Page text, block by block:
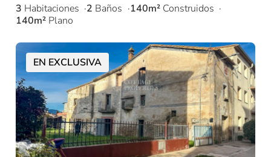
3 Habitaciones 2 Baños 140m² Construidos
140m² Plano
EN EXCLUSIVA